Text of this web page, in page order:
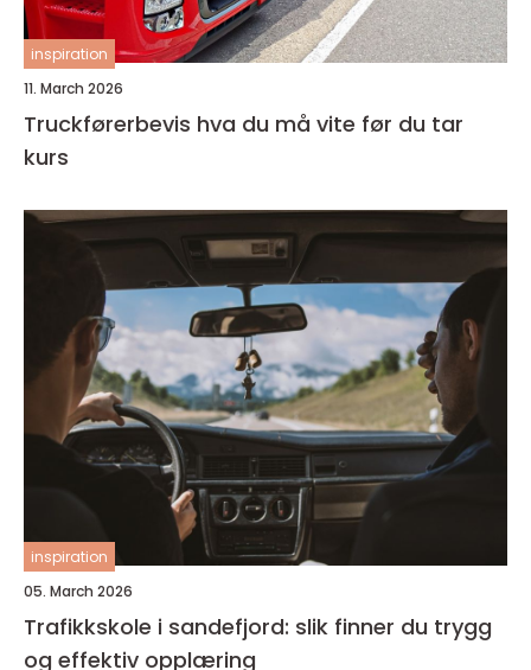
inspiration
11. March 2026
Truckførerbevis hva du må vite før du tar
kurs
inspiration
05. March 2026
Trafikkskole i sandefjord: slik finner du trygg
og effektiv opplæring